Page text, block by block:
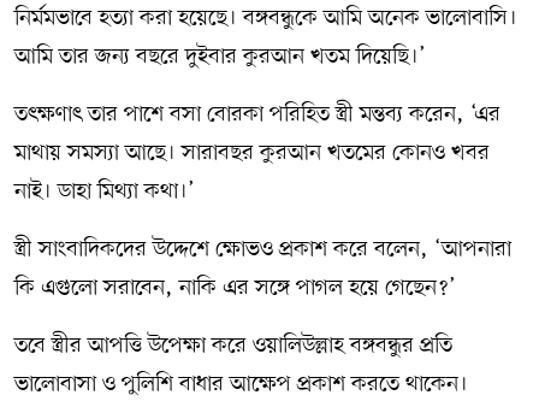
নির্মমভাবে হত্যা করা হয়েছে। বঙ্গবন্ধুকে আমি অনেক ভালোবাসি।
আমি তার জন্য বছরে দুইবার কুরআন খতম দিয়েছি।’
তৎক্ষণাৎ তার পাশে বসা বোরকা পরিহিত স্ত্রী মন্তব্য করেন, ‘এর
মাথায় সমস্যা আছে। সারাবছর কুরআন খতমের কোনও খবর
নাই। ডাহা মিথ্যা কথা।’
স্ত্রী সাংবাদিকদের উদ্দেশে ক্ষোভও প্রকাশ করে বলেন, ‘আপনারা
কি এগুলো সরাবেন, নাকি এর সঙ্গে পাগল হয়ে গেছেন?’
তবে স্ত্রীর আপত্তি উপেক্ষা করে ওয়ালিউল্লাহ বঙ্গবন্ধুর প্রতি
ভালোবাসা ও পুলিশি বাধার আক্ষেপ প্রকাশ করতে থাকেন।